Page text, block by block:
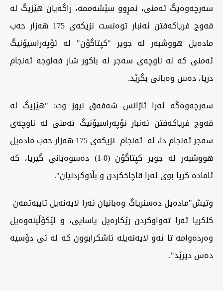
‏سەرچەوەیگ ئەمنی، ئمڕوو سێشەممە، راگەیان هێزیگ لە
فەوج فریاکەفتن ئەنبار توەنست نزیکەی 175 هەزار حەب
مادەیل هووشبەر لە جویر "کپتاگۆن" لە ئۆپەراسیۆنیگ
ئەمنی کە لە ناوچەی سەجر لە باکور شار فەلوجە ئەنجام
دریا، دەس وەبانی بگرێد.
‏سەرچەوەگە ئەرا ئاژانس شەفەق نیوز وت: "هێزیگ لە
فەوج فریاکەفتن ئەنبار ئۆپەراسیۆنیگ ئەمنی لە ناوچەی
سەجر ئەنجام دا، لە ئەنجام نزیکەی 175 هەزار حەب مادەیل
هووشبەر لە جویر کپتاگۆن (0-1) دەسوەبانی گیریا، کە
ئامادە کریا بوی ئەرا قاچاخکردن و بڵاوکردنیان".
‏وتیش"مادەیل دەسنریاگ وەبانیان ئەرا لایەنەیل تایبەتمەن
کلکریا ئەرا تەواوکردن رێکارەیل یاسایی، و لێکۆڵینەوەیل
وەردەوامە تا ئەو لایەنەیلە ئاشکرابوون کە لە ئی دۆسیە
دەس دیرێد".